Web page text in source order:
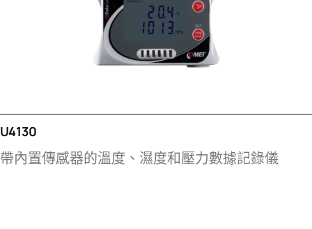
U4130
帶內置傳感器的溫度、濕度和壓力數據記錄儀